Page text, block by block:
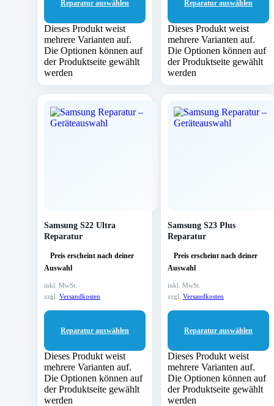
Reparatur auswählen
Dieses Produkt weist
mehrere Varianten auf.
Die Optionen können auf
der Produktseite gewählt
werden
Reparatur auswählen
Dieses Produkt weist
mehrere Varianten auf.
Die Optionen können auf
der Produktseite gewählt
werden
Samsung S22 Ultra
Reparatur
Preis erscheint nach deiner
Auswahl
inkl. MwSt.
zzgl. Versandkosten
Reparatur auswählen
Dieses Produkt weist
mehrere Varianten auf.
Die Optionen können auf
der Produktseite gewählt
werden
Samsung S23 Plus
Reparatur
Preis erscheint nach deiner
Auswahl
inkl. MwSt.
zzgl. Versandkosten
Reparatur auswählen
Dieses Produkt weist
mehrere Varianten auf.
Die Optionen können auf
der Produktseite gewählt
werden